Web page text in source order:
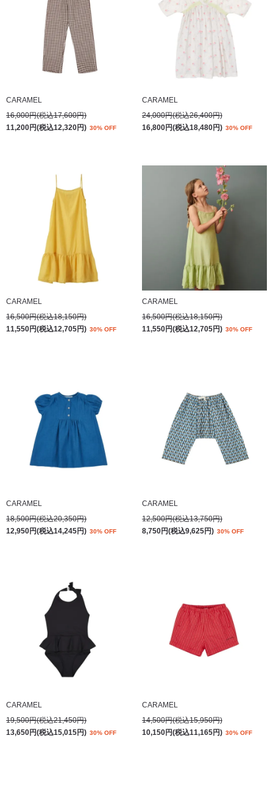
CARAMEL
16,000円(税込17,600円)
11,200円(税込12,320円) 30% OFF
CARAMEL
24,000円(税込26,400円)
16,800円(税込18,480円) 30% OFF
CARAMEL
16,500円(税込18,150円)
11,550円(税込12,705円) 30% OFF
CARAMEL
16,500円(税込18,150円)
11,550円(税込12,705円) 30% OFF
CARAMEL
18,500円(税込20,350円)
12,950円(税込14,245円) 30% OFF
CARAMEL
12,500円(税込13,750円)
8,750円(税込9,625円) 30% OFF
CARAMEL
19,500円(税込21,450円)
13,650円(税込15,015円) 30% OFF
CARAMEL
14,500円(税込15,950円)
10,150円(税込11,165円) 30% OFF